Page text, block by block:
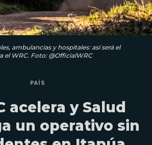
ambulancias y hospitales: así será el
el WRC. Foto: @OfficialWRC
PAÍS
acelera y Salud
un operativo sin